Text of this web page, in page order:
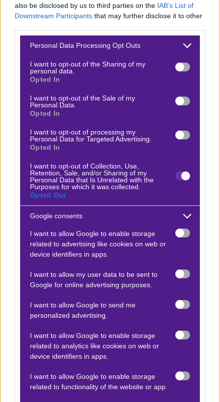
also be disclosed by us to third parties on the IAB’s List of
Downstream Participants that may further disclose it to other
Please note that this website/app uses one or more Google
not limited to your visit or usage behaviour. You may click to
grant or deny consent to Google and its third-party tags to
use your data for below specified purposes in below Google
consent section.
Personal Data Processing Opt Outs
I want to opt-out of the Sharing of my
personal data.
Opted In
I want to opt-out of the Sale of my
Personal Data.
Opted In
I want to opt-out of processing my
Personal Data for Targeted Advertising.
Opted In
I want to opt-out of Collection, Use,
Retention, Sale, and/or Sharing of my
Personal Data that Is Unrelated with the
Purposes for which it was collected.
Opted Out
Google consents
I want to allow Google to enable storage
related to advertising like cookies on web or
device identifiers in apps.
I want to allow my user data to be sent to
Google for online advertising purposes.
I want to allow Google to send me
personalized advertising.
I want to allow Google to enable storage
related to analytics like cookies on web or
device identifiers in apps.
I want to allow Google to enable storage
related to functionality of the website or app.
ματς καθαρίζει κατά 99,9% γι’ αυτό και οι αποδόσεις
έχουν προσαρμοστεί κατάλληλα. Τα ματς μεταξύ τους
στην κανονική περίοδο δεν θα μπορούσαν να είναι πιο
διαφορετικά. Στο ματς που έγινε στην έδρα της Kafr
Qasim τον Σεπτέμβριο η γηπεδούχος νίκησε 4-2, με
τέσσερα από τα έξι γκολ να σημειώνονται μετά το 87΄!
Στο ματς στην Γιάφα η τότε γηπεδούχος νίκησε μόνο με
1-0, με γκολ από το 9’, και πολλές ευκαιρίες βέβαια
της φιλοξενούμενης δεν υπάρχει, αντίθετα
«σπρώχνουν» τον Γκιλ Ιτζάκ, έναν από τους πιο
τίμιους φορ της λίγκας, για τη θέση του πρώτου
σκόρερ.Το ειδικό στοίχημα «Maccabi Jaffa 1 ή 2
γκολ» πληρώνει1,70 στη Fonbet.
Δείτε με ένα κλικ τις καλύτερες προσφορές της ημέρας
Ο Αργύρης Παγαρτάνης προτείνει:
Γκίλανγκ Γιουν. - Μπαλεστιέ
Balestier Khalsa Over 1,5
1.73
Αποτέλεσμα: 3-4
Κφαρ Κασέμ - Maccabi Kabilio Jaffa x15